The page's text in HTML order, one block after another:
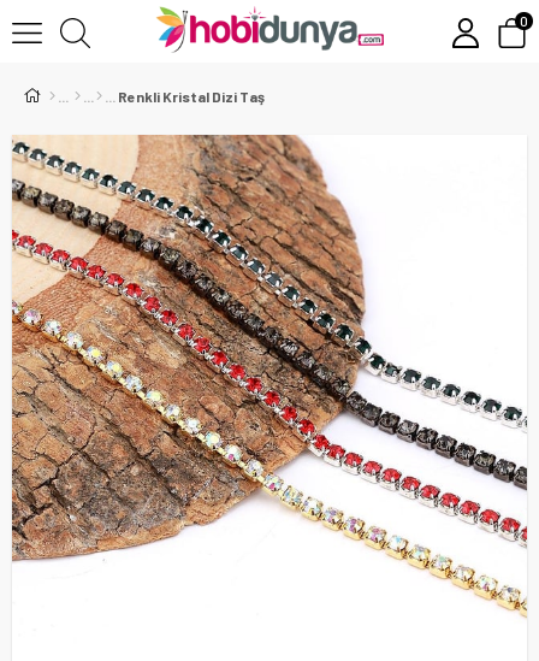
0
Renkli Kristal Dizi Taş